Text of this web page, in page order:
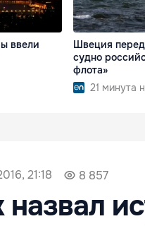
ввели
Швеция
судно
флота»
21 минута
21:18 8 857